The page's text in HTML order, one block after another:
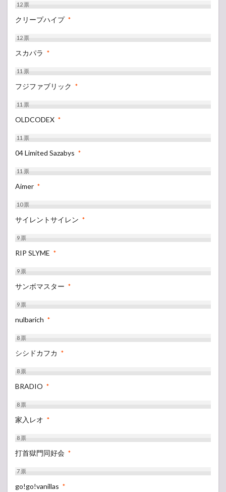
12票
クリープハイプ *
12票
スカパラ *
11票
フジファブリック *
11票
OLDCODEX *
11票
04 Limited Sazabys *
11票
Aimer *
10票
サイレントサイレン *
9票
RIP SLYME *
9票
サンボマスター *
9票
nulbarich *
8票
シシドカフカ *
8票
BRADIO *
8票
家入レオ *
8票
打首獄門同好会 *
7票
go!go!vanillas *